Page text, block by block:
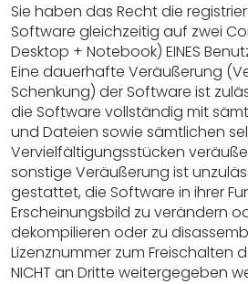
Sie haben das Recht die
Software gleichzeitig auf zwei
Desktop + Notebook) EINES
Eine dauerhafte Veräußerung
Schenkung) der Software ist
die Software vollständig mit
und Dateien sowie sämtlichen
Vervielfältigungsstücken
sonstige Veräußerung ist
gestattet, die Software in ihrer
Erscheinungsbild zu verändern
dekompilieren oder zu
Lizenznummer zum Freischalten
NICHT an Dritte weitergegeben